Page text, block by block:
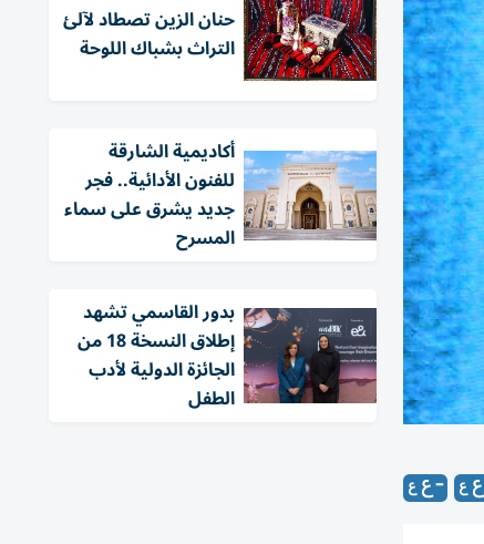
حنان الزين تصطاد لآلئ
التراث بشباك اللوحة
أكاديمية الشارقة
للفنون الأدائية.. فجر
جديد يشرق على سماء
المسرح
بدور القاسمي تشهد
إطلاق النسخة 18 من
الجائزة الدولية لأدب
الطفل